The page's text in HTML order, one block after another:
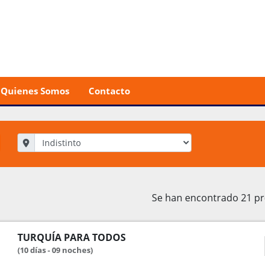
Quienes Somos Contacto
Se han encontrado 21
TURQUÍA PARA TODOS
(10 días - 09 noches)